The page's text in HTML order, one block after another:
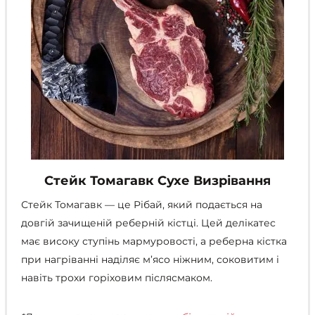
Стейк Томагавк Сухе Визрівання
Стейк Томагавк — це Рібай, який подається на
довгій зачищеній реберній кістці. Цей делікатес
має високу ступінь мармуровості, а реберна кістка
при нагріванні наділяє м’ясо ніжним, соковитим і
навіть трохи горіховим післясмаком.